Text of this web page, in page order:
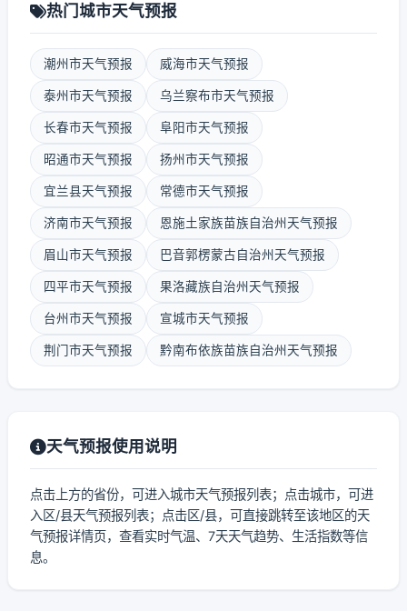
热门城市天气预报
潮州市天气预报 威海市天气预报
泰州市天气预报 乌兰察布市天气预报
长春市天气预报 阜阳市天气预报
昭通市天气预报 扬州市天气预报
宜兰县天气预报 常德市天气预报
济南市天气预报 恩施土家族苗族自治州天气预报
眉山市天气预报 巴音郭楞蒙古自治州天气预报
四平市天气预报 果洛藏族自治州天气预报
台州市天气预报 宣城市天气预报
荆门市天气预报 黔南布依族苗族自治州天气预报
天气预报使用说明
点击上方的省份，可进入城市天气预报列表；点击城市，可进
入区/县天气预报列表；点击区/县，可直接跳转至该地区的天
气预报详情页，查看实时气温、7天天气趋势、生活指数等信
息。